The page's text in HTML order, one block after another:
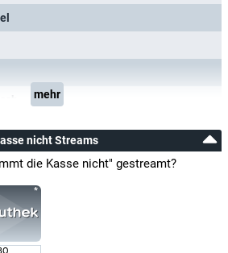
mehr
nicht Streams
die Kasse nicht" gestreamt?